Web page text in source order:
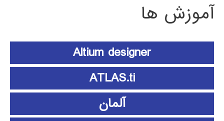
آموزش ها
Altium designer
ATLAS.ti
آلمان